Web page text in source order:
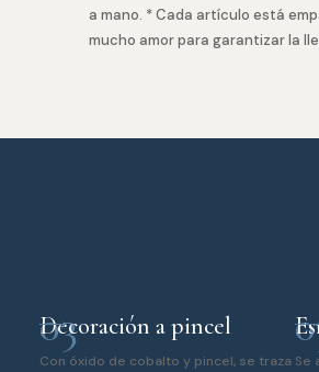
a mano. * Cada artículo está
mucho amor para garantizar la
03
Decoración a pincel
Con óxido de cobalto y pincel, se traza Se